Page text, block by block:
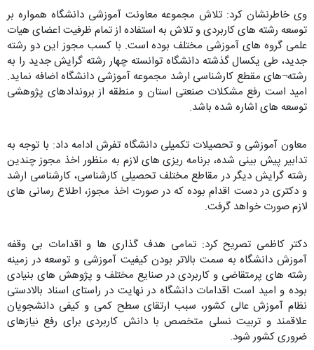
وی خاطرنشان کرد: تلاش مجموعه معاونت آموزشی دانشگاه همواره بر
توسعه رشته های کاربردی و تلاش به استفاده از تمام ظرفیت اعضای هیات
علمی گروه های آموزشی مختلف بوده است. با کسب مجوز این دو رشته
جدید، طی یکسال گذشته دانشگاه توانسته چهار رشته گرایش جدید را به
رشته¬های مقطع کارشناسی ارشد مجموعه آموزشی دانشگاه اضافه نماید.
امید است رفع مشکلات صنعتی استان و منطقه از بروندادهای پژوهشی
توسعه های اشاره شده باشد.
معاون آموزشی و تحصیلات تکمیلی دانشگاه تفرش ادامه داد: با توجه به
تدابیر پیش بینی شده، برنامه ریزی های لازم به منظور اخذ مجوز چندین
رشته گرایش دیگر در مقاطع مختلف تحصیلی کارشناسی، کارشناسی ارشد
و دکتری در دست اقدام بوده که در صورت اخذ مجوز، اطلاع رسانی های
لازم صورت خواهد گرفت.
دکتر کاظمی تصریح کرد: تمامی هدف گذاری ها و اقدامات بی وقفه
آموزش دانشگاه به سمت بالاتر بودن کیفیت آموزشی و توسعه در زمینه
رشته های پرمتقاضی و کاربردی در صنایع مختلف و پژوهش های بنیادی
بوده و امید است اقدامات دانشگاه در نهایت در راستای اسناد بالادستی
نظام آموزش عالی کشور، سبب ارتقای سطح کمی و کیفی دانشجویان
علاقمند و تربیت نسلی متخصص با دانش کاربردی برای رفع نیازهای
ضروری کشور شود.